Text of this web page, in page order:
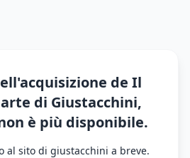
de Il
di Giustacchini,
è più disponibile.
al sito di giustacchini a breve.